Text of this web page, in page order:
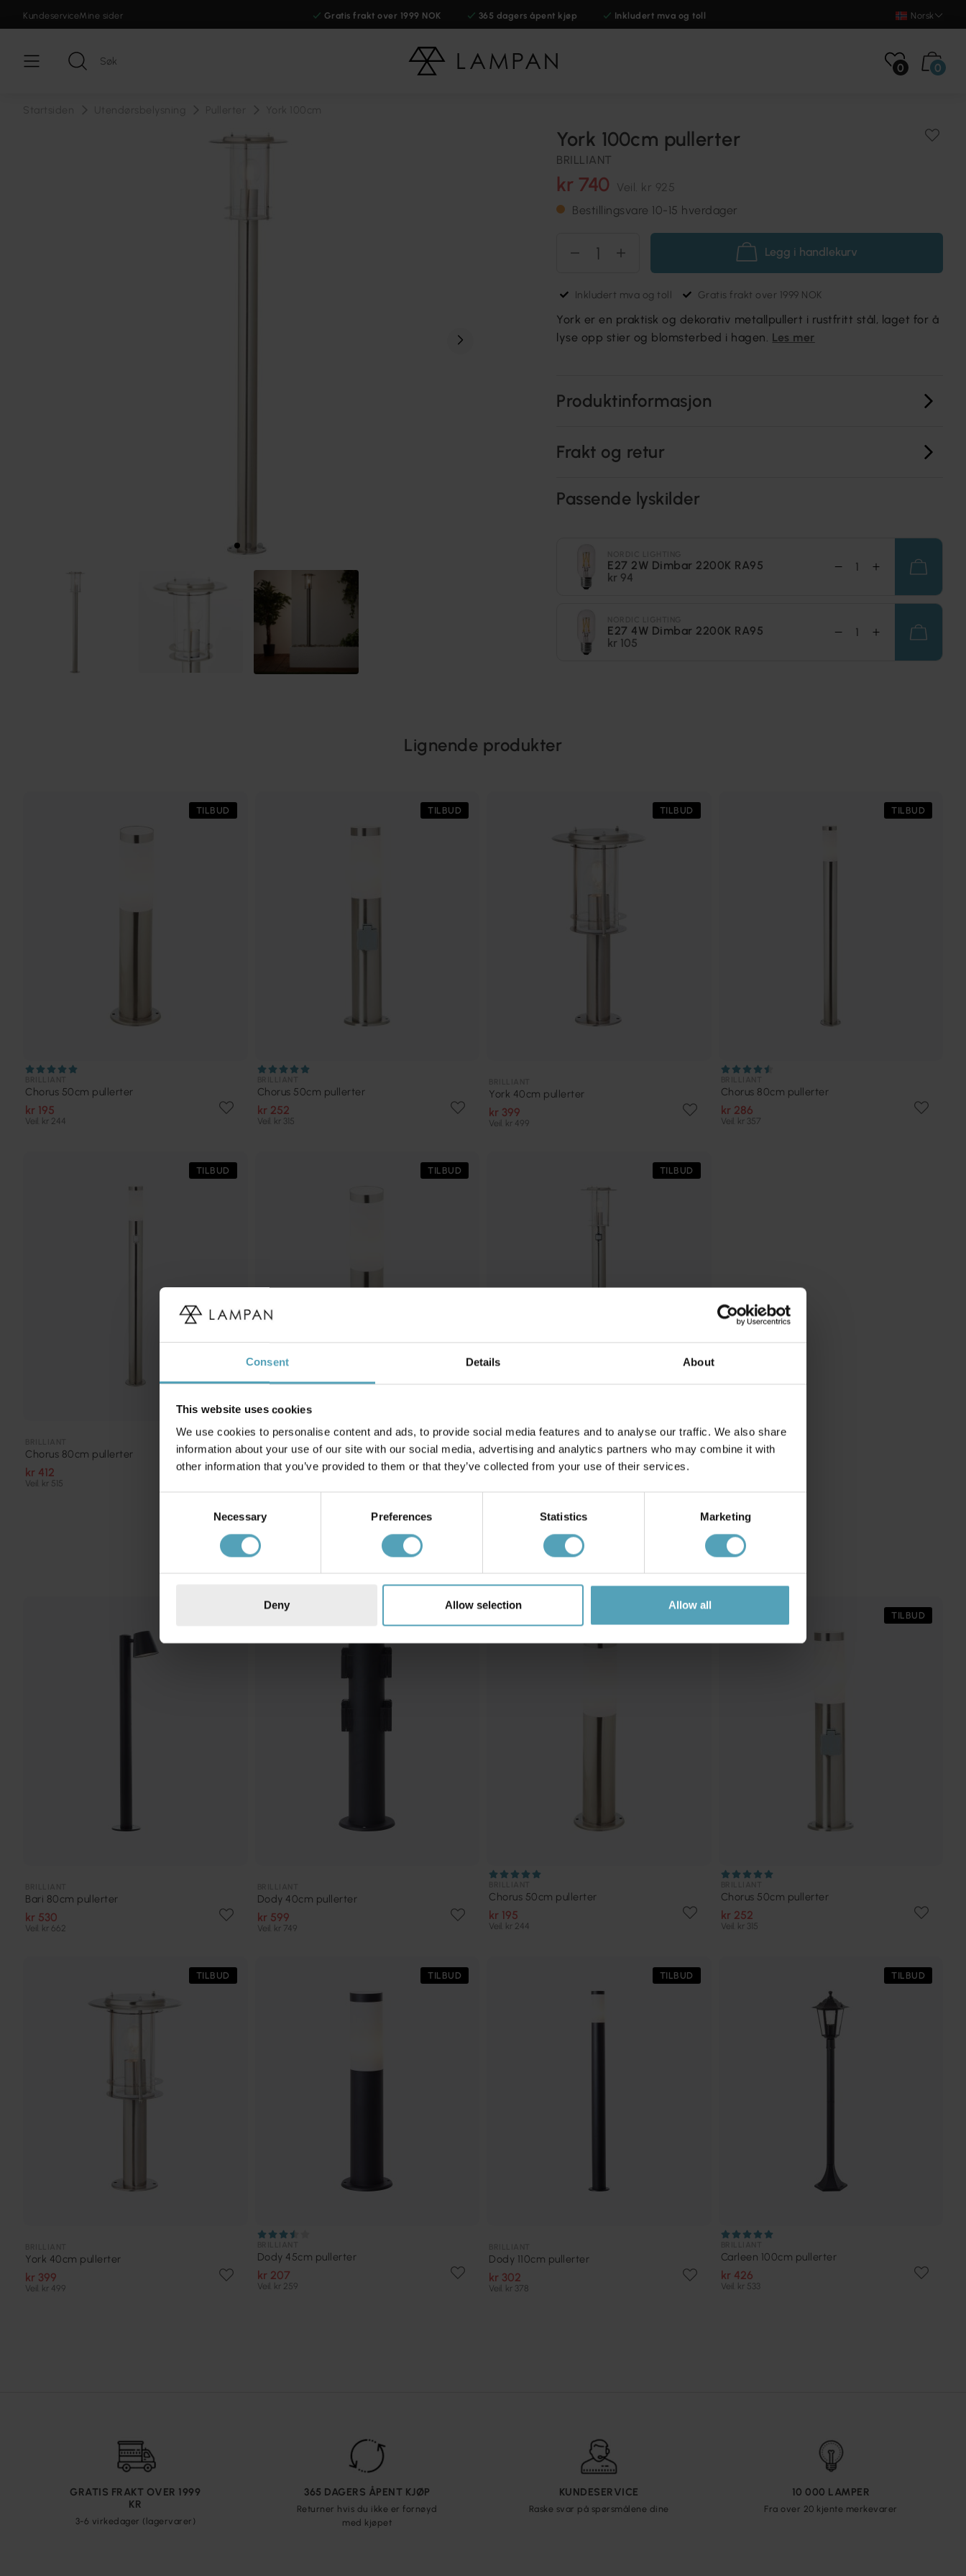
Consent Details About
This website uses cookies
We use cookies to personalise content and ads, to provide social media features and to analyse our traffic. We also share
information about your use of our site with our social media, advertising and analytics partners who may combine it with
other information that you’ve provided to them or that they’ve collected from your use of their services.
Necessary Preferences Statistics Marketing
Deny Allow selection Allow all
KundeserviceMine sider Gratis frakt over 1999 NOK 365 dagers åpent kjøp Inkludert mva og toll Norsk
0 0
York 100cm pullerter
BRILLIANT
kr 740 Veil. kr 925
Bestillingsvare 10-15 hverdager
Legg i handlekurv
Inkludert mva og toll Gratis frakt over 1999 NOK
York er en praktisk og dekorativ metallpullert i rustfritt stål, laget for å
lyse opp stier og blomsterbed i hagen. Les mer
Produktinformasjon
Frakt og retur
Passende lyskilder
E27 2W Dimbar 2200K RA95
kr 94
E27 4W Dimbar 2200K RA95
kr 105
Lignende produkter
TILBUD
Chorus 50cm pullerter
kr 195
Veil. kr 244
TILBUD
Chorus 50cm pullerter
kr 252
Veil. kr 315
TILBUD
York 40cm pullerter
kr 399
Veil. kr 499
TILBUD
Chorus 80cm pullerter
kr 286
Veil. kr 357
TILBUD
Chorus 80cm pullerter
kr 412
Veil. kr 515
TILBUD
Chorus 45cm pullerter
kr 353
TILBUD
York 100cm pullerter
kr 807
Andre kjøpte også
Bari 80cm pullerter
kr 530
Veil. kr 662
Dody 40cm pullerter
kr 599
Veil. kr 749
Chorus 50cm pullerter
kr 195
Veil. kr 244
TILBUD
Chorus 50cm pullerter
kr 252
Veil. kr 315
TILBUD
York 40cm pullerter
kr 399
Veil. kr 499
TILBUD
Dody 45cm pullerter
kr 207
Veil. kr 259
TILBUD
Dody 110cm pullerter
kr 302
Veil. kr 378
TILBUD
Carleen 100cm pullerter
kr 426
Veil. kr 533
GRATIS FRAKT OVER 1999
KR
3-6 virkedager (lagervarer)
365 DAGERS ÅPENT KJØP
Returner hvis du ikke er fornøyd
med kjøpet
KUNDESERVICE
Raske svar på spørsmålene dine
10 000 LAMPER
Fra over 20 kjente merkevarer